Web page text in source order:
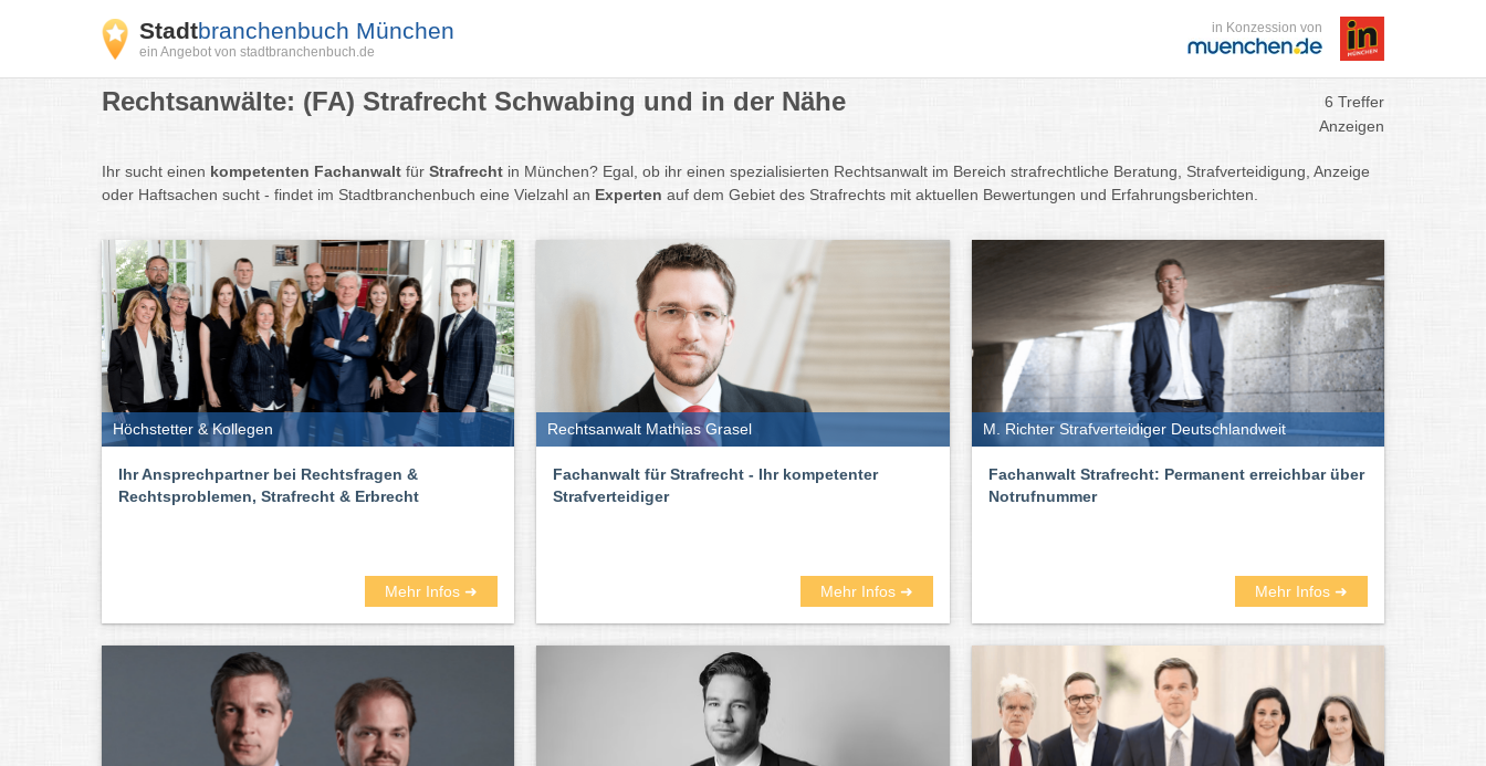
Stadtbranchenbuch München
ein Angebot von stadtbranchenbuch.de
in Konzession von
Rechtsanwälte: (FA) Strafrecht Schwabing und in der Nähe
6 Treffer
Anzeigen
Ihr sucht einen kompetenten Fachanwalt für Strafrecht in München? Egal, ob ihr einen spezialisierten Rechtsanwalt im Bereich strafrechtliche Beratung, Strafverteidigung, Anzeige
oder Haftsachen sucht - findet im Stadtbranchenbuch eine Vielzahl an Experten auf dem Gebiet des Strafrechts mit aktuellen Bewertungen und Erfahrungsberichten.
Höchstetter & Kollegen
Ihr Ansprechpartner bei Rechtsfragen &
Rechtsproblemen, Strafrecht & Erbrecht
Mehr Infos ➜
Rechtsanwalt Mathias Grasel
Fachanwalt für Strafrecht - Ihr kompetenter
Strafverteidiger
Mehr Infos ➜
M. Richter Strafverteidiger Deutschlandweit
Fachanwalt Strafrecht: Permanent erreichbar über
Notrufnummer
Mehr Infos ➜